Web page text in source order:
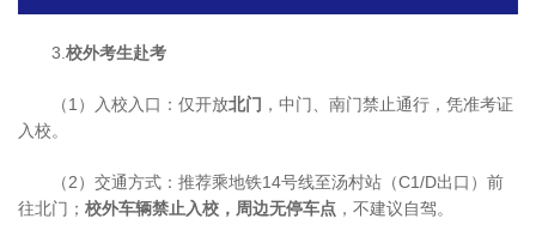
3.校外考生赴考
（1）入校入口：仅开放北门 ，中门、南门禁止通行，凭准考证
入校。
（2）交通方式：推荐乘地铁14号线至汤村站（C1/D出口）前
往北门； 校外车辆禁止入校，周边无停车点 ，不建议自驾。